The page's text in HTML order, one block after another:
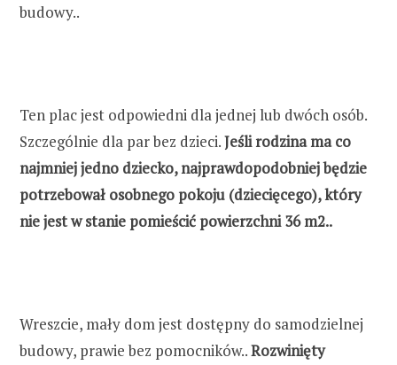
budowy..
Ten plac jest odpowiedni dla jednej lub dwóch osób.
Szczególnie dla par bez dzieci.Jeśli rodzina ma co
najmniej jedno dziecko, najprawdopodobniej będzie
potrzebował osobnego pokoju (dziecięcego), który
nie jest w stanie pomieścić powierzchni 36 m2..
Wreszcie, mały dom jest dostępny do samodzielnej
budowy, prawie bez pomocników..Rozwinięty